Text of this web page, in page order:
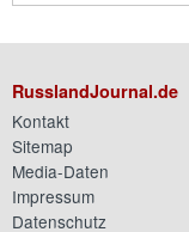
RusslandJournal.de
Kontakt
Sitemap
Media-Daten
Impressum
Datenschutz